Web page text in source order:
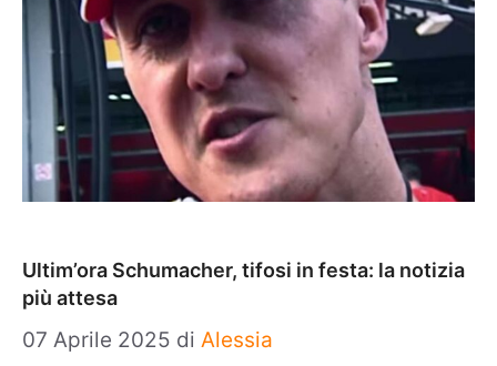
Ultim’ora Schumacher, tifosi in festa: la notizia
più attesa
07 Aprile 2025 di Alessia